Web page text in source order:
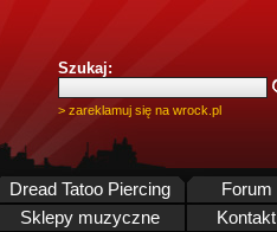
Szukaj:
> zareklamuj się na wrock.pl
Dread Tatoo Piercing
Forum
Sklepy muzyczne Kontakt